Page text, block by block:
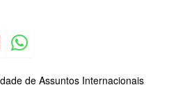
de Assuntos Internacionais